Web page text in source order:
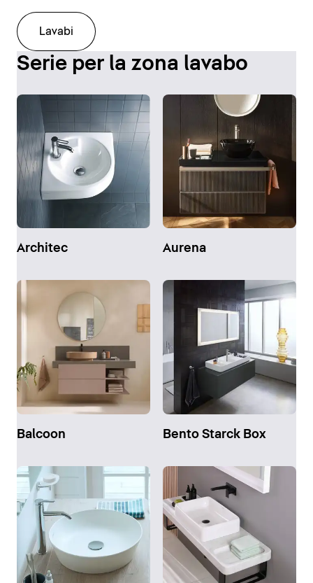
Lavabi
Serie per la zona lavabo
Architec Aurena
Balcoon Bento Starck Box